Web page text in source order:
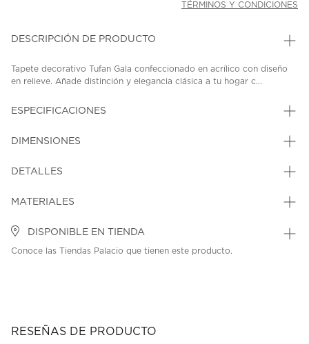
TÉRMINOS Y CONDICIONES
DESCRIPCIÓN DE PRODUCTO
Tapete decorativo Tufan Gala confeccionado en acrílico con diseño
en relieve. Añade distinción y elegancia clásica a tu hogar c...
ESPECIFICACIONES
DIMENSIONES
DETALLES
MATERIALES
DISPONIBLE EN TIENDA
Conoce las Tiendas Palacio que tienen este producto.
RESEÑAS DE PRODUCTO